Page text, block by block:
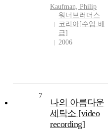
Kaufman, Philip
워너브러더스
코리아[수입·배
급]
2006
7
나의 아름다운
세탁소 [video
recording]